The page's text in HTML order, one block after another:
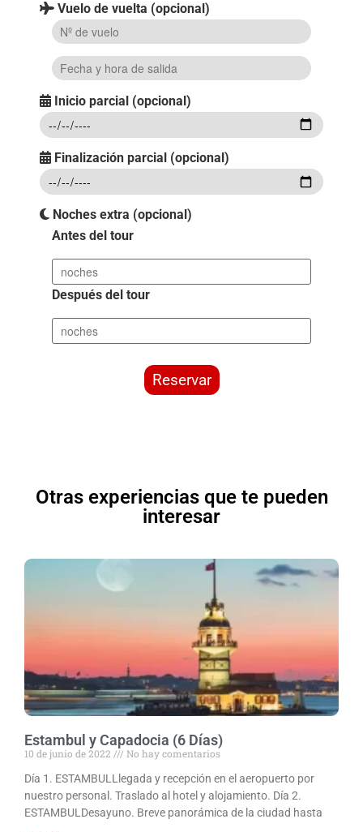
Vuelo de vuelta (opcional)
Inicio parcial (opcional)
Finalización parcial (opcional)
Noches extra (opcional)
Antes del tour
Después del tour
Reservar
Otras experiencias que te pueden
interesar
Estambul y Capadocia (6 Días)
10 de junio de 2022
No hay comentarios
Día 1. ESTAMBULLlegada y recepción en el aeropuerto por
nuestro personal. Traslado al hotel y alojamiento. Día 2.
ESTAMBULDesayuno. Breve panorámica de la ciudad hasta